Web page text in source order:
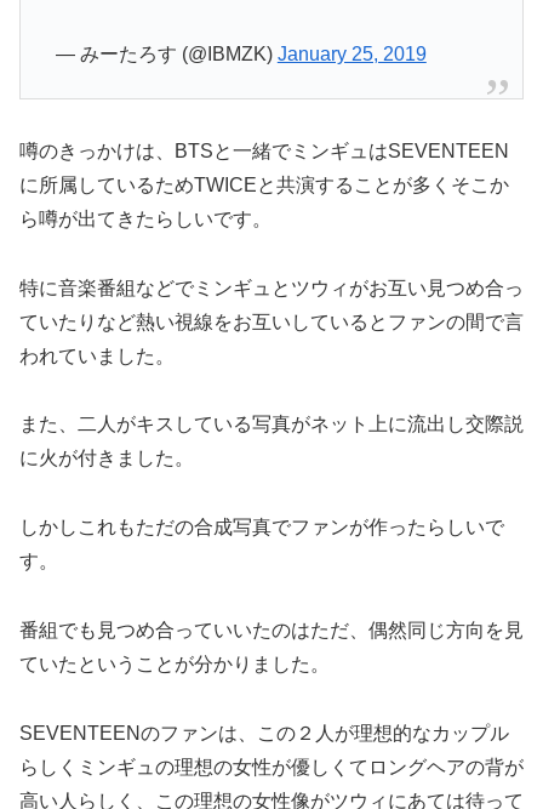
— みーたろす (@IBMZK) January 25, 2019
噂のきっかけは、BTSと一緒でミンギュはSEVENTEEN
に所属しているためTWICEと共演することが多くそこか
ら噂が出てきたらしいです。
特に音楽番組などでミンギュとツウィがお互い見つめ合っ
ていたりなど熱い視線をお互いしているとファンの間で言
われていました。
また、二人がキスしている写真がネット上に流出し交際説
に火が付きました。
しかしこれもただの合成写真でファンが作ったらしいで
す。
番組でも見つめ合っていいたのはただ、偶然同じ方向を見
ていたということが分かりました。
SEVENTEENのファンは、この２人が理想的なカップル
らしくミンギュの理想の女性が優しくてロングヘアの背が
高い人らしく、この理想の女性像がツウィにあては待って